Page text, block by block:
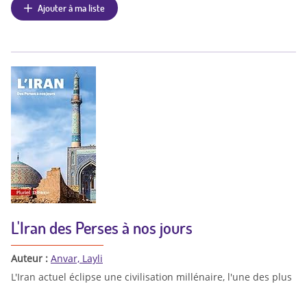
Ajouter à ma liste
L'Iran des Perses à nos jours
Auteur : Anvar, Layli
L'Iran actuel éclipse une civilisation millénaire, l'une des plus